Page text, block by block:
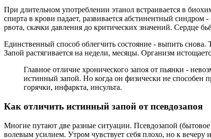
При длительном употреблении этанол встраивается в
спирта в крови падает, развивается абстинентный
рвота, скачки давления до критических значений. Сердце
Единственный способ облегчить состояние - выпить
Запой растягивается на недели, месяцы. Организм
Главное отличие хронического запоя от пьянки -
истинный запой. Но когда он физически не способен
горячки, инфаркта, инсульта.
Как отличить истинный запой от псевдозапоя
Многие путают две разные ситуации. Псевдозапой
волевым усилием. Утром чувствует себя плохо, но к